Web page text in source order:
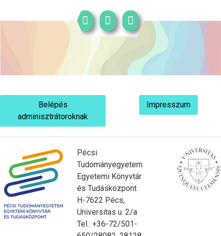
Belépés
adminisztrátoroknak
Impresszum
Pécsi
Tudományegyetem
Egyetemi Könyvtár
és Tudásközpont
H-7622 Pécs,
Universitas u. 2/a
Tel.: +36-72/501-